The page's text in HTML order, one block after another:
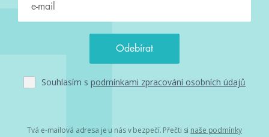
Souhlasím s podmínkami zpracování osobních údajů
Tvá e-mailová adresa je u nás v bezpečí. Přečti si naše podmínky